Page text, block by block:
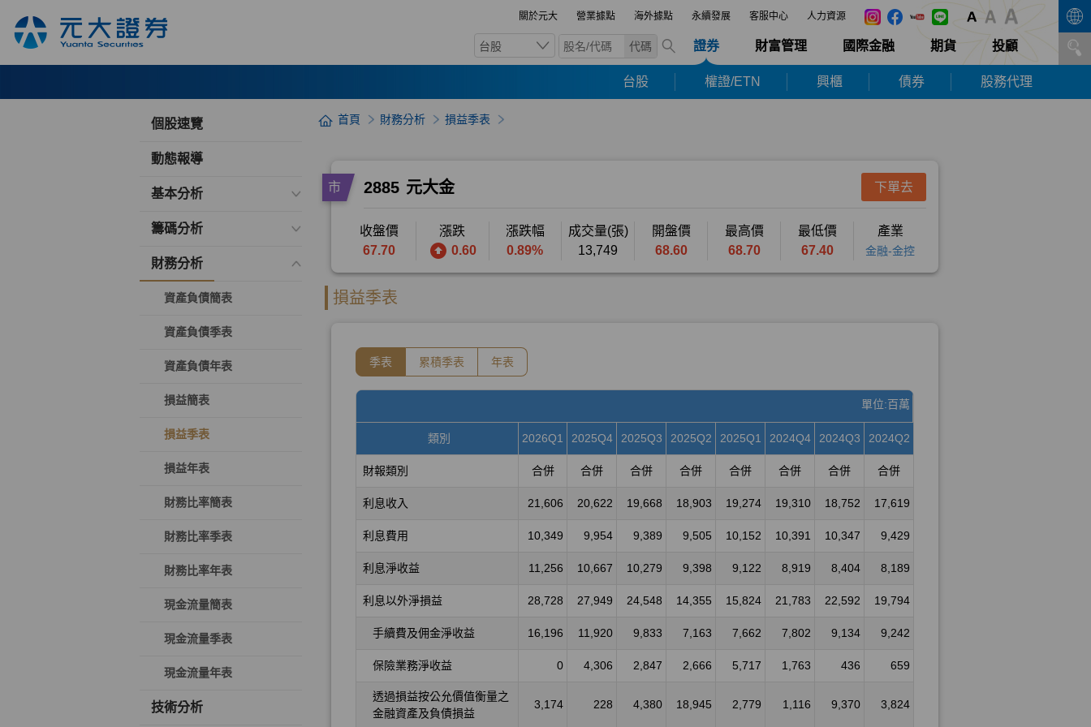
關於元大 營業據點 海外據點 永續發展 客服中心 人力資源
台股 代碼 證券 財富管理 國際金融 期貨 投顧
台股 權證/ETN 興櫃 債券 股務代理
個股速覽
動態報導
基本分析
籌碼分析
財務分析
資產負債簡表
資產負債季表
資產負債年表
損益簡表
損益季表
損益年表
財務比率簡表
財務比率季表
財務比率年表
現金流量簡表
現金流量季表
現金流量年表
技術分析
首頁 財務分析 損益季表